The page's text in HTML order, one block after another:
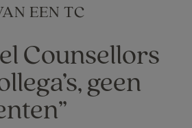
EEN TC
Counsellors
geen